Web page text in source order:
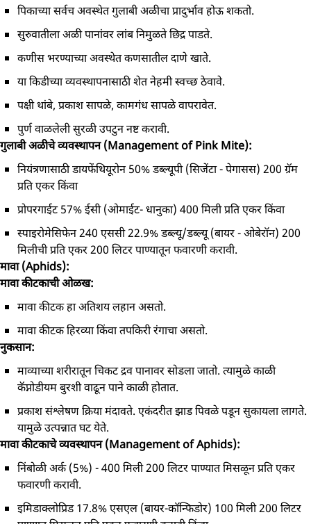
पिकाच्या सर्वच अवस्थेत गुलाबी अळीचा प्रादुर्भाव होऊ शकतो.
सुरुवातीला अळी पानांवर लांब निमुळते छिद्र पाडते.
कणीस भरण्याच्या अवस्थेत कणसातील दाणे खाते.
या किडीच्या व्यवस्थापनासाठी शेत नेहमी स्वच्छ ठेवावे.
पक्षी थांबे, प्रकाश सापळे, कामगंध सापळे वापरावेत.
पुर्ण वाळलेली सुरळी उपटुन नष्ट करावी.
गुलाबी अळीचे व्यवस्थापन (Management of Pink Mite):
नियंत्रणासाठी डायफेंथियूरोन 50% डब्ल्यूपी (सिजेंटा - पेगासस) 200 ग्रॅम
प्रति एकर किंवा
प्रोपरगाईट 57% ईसी (ओमाईट- धानुका) 400 मिली प्रति एकर किंवा
स्पाइरोमेसिफेन 240 एससी 22.9% डब्ल्यू/डब्ल्यू (बायर - ओबेरॉन) 200
मिलीची प्रति एकर 200 लिटर पाण्यातून फवारणी करावी.
मावा (Aphids):
मावा कीटकाची ओळख:
मावा कीटक हा अतिशय लहान असतो.
मावा कीटक हिरव्या किंवा तपकिरी रंगाचा असतो.
नुकसान:
माव्याच्या शरीरातून चिकट द्रव पानावर सोडला जातो. त्यामुळे काळी
कॅप्नोडीयम बुरशी वाढून पाने काळी होतात.
प्रकाश संश्लेषण क्रिया मंदावते. एकंदरीत झाड पिवळे पडून सुकायला लागते.
यामुळे उत्पन्नात घट येते.
मावा कीटकाचे व्यवस्थापन (Management of Aphids):
निंबोळी अर्क (5%) - 400 मिली 200 लिटर पाण्यात मिसळून प्रति एकर
फवारणी करावी.
इमिडाक्लोप्रिड 17.8% एसएल (बायर-कॉन्फिडोर) 100 मिली 200 लिटर